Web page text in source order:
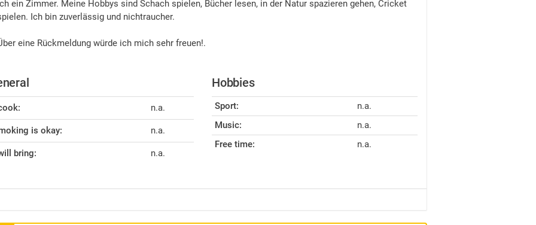
ein Zimmer. Meine Hobbys sind Schach spielen, Bücher lesen, in der Natur spazieren gehen, Cricket
Ich bin zuverlässig und nichtraucher.
eine Rückmeldung würde ich mich sehr freuen!.
n.a.
is okay: n.a.
bring: n.a.
Hobbies
Sport:
n.a.
Music:
n.a.
Free time:
n.a.